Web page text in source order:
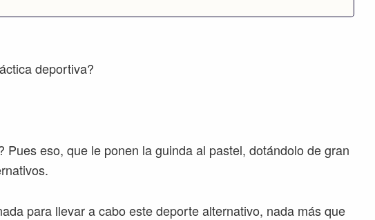
deportiva?
eso, que le ponen la guinda al pastel, dotándolo de gran
para llevar a cabo este deporte alternativo, nada más que